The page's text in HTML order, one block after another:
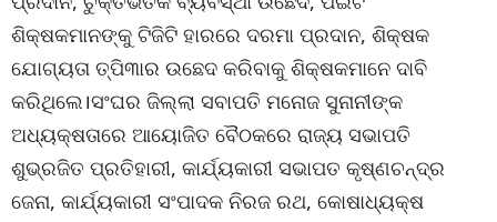
ଶିକ୍ଷକମାନଙ୍କୁ ଟିଜିଟି ହାରରେ ଦରମା ପ୍ରଦାନ, ଶିକ୍ଷକ
ଯୋଗ୍ୟତା ତ୍ପି୩ାର ଉଛେଦ କରିବାକୁ ଶିକ୍ଷକମାନେ ଦାବି
କରିଥିଲେ।ସଂଘର ଜିଲ୍ଲା ସବାପତି ମନୋଜ ସୁନାନୀଙ୍କ
ଅଧ୍ୟକ୍ଷତାରେ ଆୟୋଜିତ ବୈଠକରେ ରାଜ୍ୟ ସଭାପତି
ଶୁଭ୍ରଜିତ ପ୍ରତିହାରୀ, କାର୍ଯ୍ୟକାରୀ ସଭାପତ କୃଷ୍ଣଚନ୍ଦ୍ର
ଜେନା, କାର୍ଯ୍ୟକାରୀ ସଂପାଦକ ନିରଜ ରଥ, କୋଷାଧ୍ୟକ୍ଷ